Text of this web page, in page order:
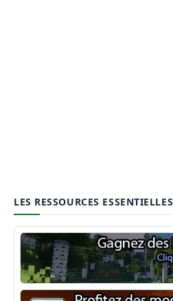
LES RESSOURCES ESSENTIELLES
Optifine